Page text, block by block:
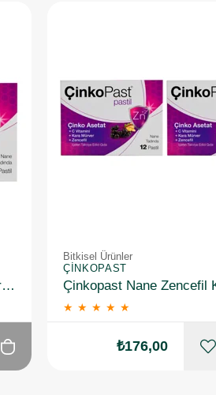
Çinkopast Nane Zencefil ve Kara Mürverli 12'li Pastil
Bitkisel Ürünler
ÇINKOPAST
★ ★ ★ ★ ★
₺176,00